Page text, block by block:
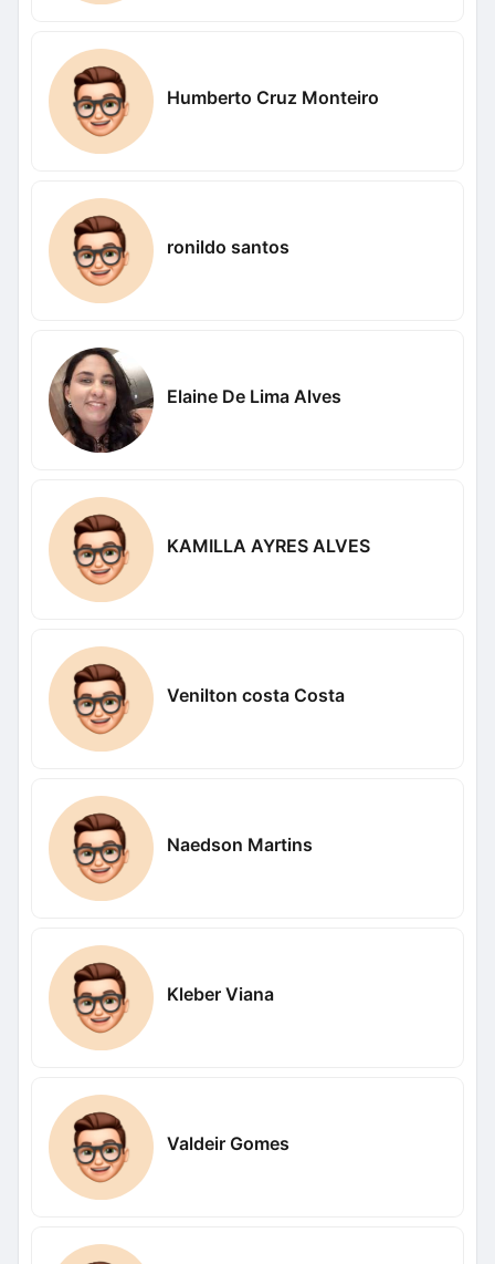
Humberto Cruz Monteiro
ronildo santos
Elaine De Lima Alves
KAMILLA AYRES ALVES
Venilton costa Costa
Naedson Martins
Kleber Viana
Valdeir Gomes